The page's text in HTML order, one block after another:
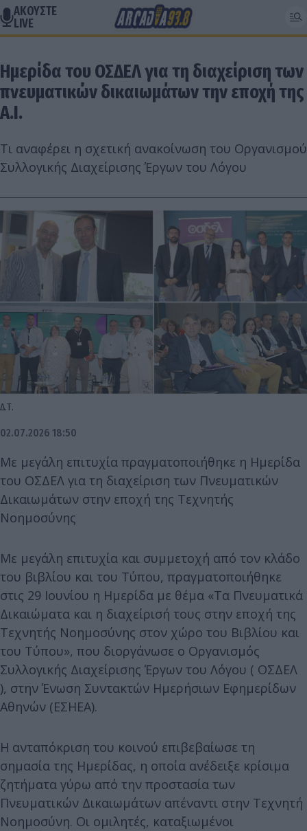
ΑΚΟΥΣΤΕ
LIVE
Ημερίδα του ΟΣΔΕΛ για τη διαχείριση των
πνευματικών δικαιωμάτων την εποχή της
A.I.
Τι αναφέρει η σχετική ανακοίνωση του Οργανισμού
Συλλογικής Διαχείρισης Έργων του Λόγου
Δ.Τ.
02.07.2026 18:50
Με μεγάλη επιτυχία πραγματοποιήθηκε η Ημερίδα
του ΟΣΔΕΛ για τη διαχείριση των Πνευματικών
Δικαιωμάτων στην εποχή της Τεχνητής
Νοημοσύνης
Με μεγάλη επιτυχία και συμμετοχή από τον κλάδο
του βιβλίου και του Τύπου, πραγματοποιήθηκε
στις 29 Ιουνίου η Ημερίδα με θέμα «Τα Πνευματικά
Δικαιώματα και η διαχείρισή τους στην εποχή της
Τεχνητής Νοημοσύνης στον χώρο του Βιβλίου και
του Τύπου», που διοργάνωσε ο Οργανισμός
Συλλογικής Διαχείρισης Έργων του Λόγου ( ΟΣΔΕΛ
), στην Ένωση Συντακτών Ημερήσιων Εφημερίδων
Αθηνών (ΕΣΗΕΑ).
Η ανταπόκριση του κοινού επιβεβαίωσε τη
σημασία της Ημερίδας, η οποία ανέδειξε κρίσιμα
ζητήματα γύρω από την προστασία των
Πνευματικών Δικαιωμάτων απέναντι στην Τεχνητή
Νοημοσύνη. Οι ομιλητές, καταξιωμένοι